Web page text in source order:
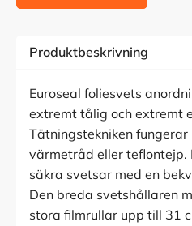
Produktbeskrivning
Euroseal foliesvets
extremt tålig och extremt
Tätningstekniken
värmetråd eller teflontejp.
säkra svetsar med en
Den breda svetshållaren
stora filmrullar upp till 31